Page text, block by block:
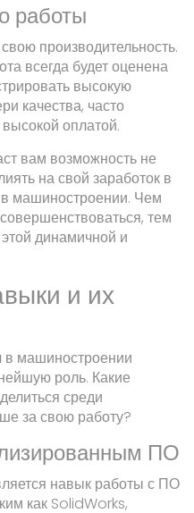
работы
производительность.
всегда будет оценена
высокую
качества, часто
оплатой.
вам возможность не
на свой заработок в
в машиностроении. Чем
тем
динамичной и
и их
в машиностроении
роль. Какие
среди
за свою работу?
ПО
навык работы с ПО
как SolidWorks,